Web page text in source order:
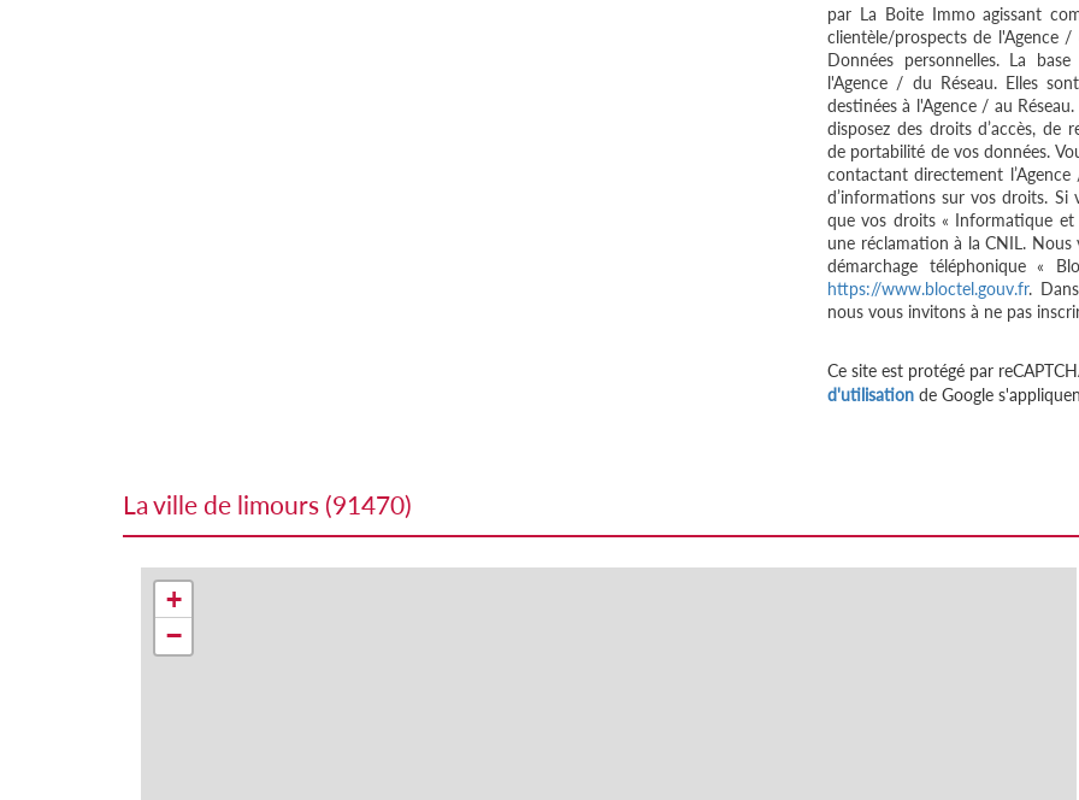
par La Boite Immo agissant
clientèle/prospects de l'Agence
Données personnelles. La
l'Agence / du Réseau. Elles
destinées à l'Agence / au
disposez des droits d’accès, de
de portabilité de vos données.
contactant directement
d’informations sur vos droits. Si
que vos droits « Informatique et
une réclamation à la CNIL.
démarchage téléphonique «
https://www.bloctel.gouv.fr.
nous vous invitons à ne pas
Ce site est protégé par
d'utilisation de Google
la ville de limours (91470)
+
−